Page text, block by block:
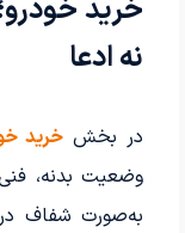
خرید
نه ادعا
در بخش خرید
وضعیت بدنه،
به‌صورت شفاف